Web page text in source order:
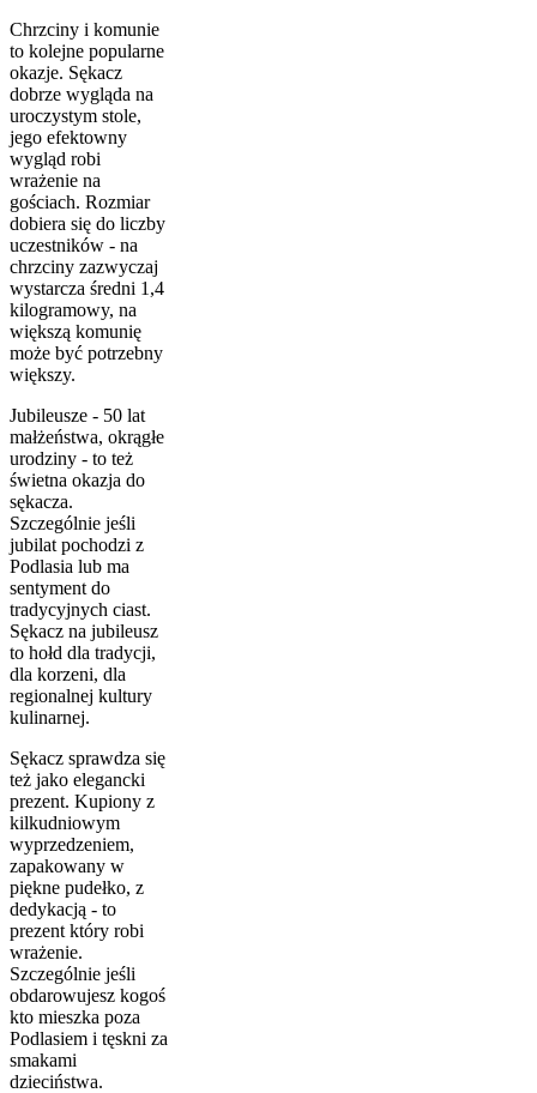
Chrzciny i komunie
to kolejne popularne
okazje. Sękacz
dobrze wygląda na
uroczystym stole,
jego efektowny
wygląd robi
wrażenie na
gościach. Rozmiar
dobiera się do liczby
uczestników - na
chrzciny zazwyczaj
wystarcza średni 1,4
kilogramowy, na
większą komunię
może być potrzebny
większy.
Jubileusze - 50 lat
małżeństwa, okrągłe
urodziny - to też
świetna okazja do
sękacza.
Szczególnie jeśli
jubilat pochodzi z
Podlasia lub ma
sentyment do
tradycyjnych ciast.
Sękacz na jubileusz
to hołd dla tradycji,
dla korzeni, dla
regionalnej kultury
kulinarnej.
Sękacz sprawdza się
też jako elegancki
prezent. Kupiony z
kilkudniowym
wyprzedzeniem,
zapakowany w
piękne pudełko, z
dedykacją - to
prezent który robi
wrażenie.
Szczególnie jeśli
obdarowujesz kogoś
kto mieszka poza
Podlasiem i tęskni za
smakami
dzieciństwa.